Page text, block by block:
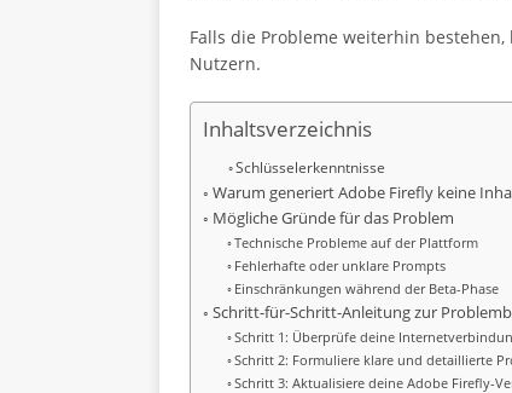
Falls die Probleme weiterhin
Nutzern.
Inhaltsverzeichnis
Schlüsselerkenntnisse
Warum generiert Adobe Firefly keine
Mögliche Gründe für das Problem
Technische Probleme auf der Plattform
Fehlerhafte oder unklare Prompts
Einschränkungen während der Beta-Phase
Schritt-für-Schritt-Anleitung zur
Schritt 1: Überprüfe deine
Schritt 2: Formuliere klare und detaillierte
Schritt 3: Aktualisiere deine Adobe Firefly-